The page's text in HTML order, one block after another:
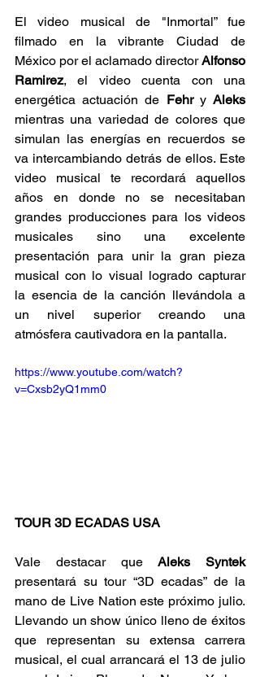
El video musical de "Inmortal” fue
filmado en la vibrante Ciudad de
México por el aclamado director Alfonso
Ramirez, el video cuenta con una
energética actuación de Fehr y
mientras una variedad de colores que
simulan las energías en recuerdos se
va intercambiando detrás de ellos. Este
video musical te recordará aquellos
años en donde no se necesitaban
grandes producciones para los videos
musicales sino una excelente
presentación para unir la gran pieza
musical con lo visual logrado capturar
la esencia de la canción llevándola a
un nivel superior creando una
atmósfera cautivadora en la pantalla.
https://www.youtube.com/watch?
v=Cxsb2yQ1mm0
TOUR 3D ECADAS USA
Vale destacar que
Aleks Syntek
presentará su tour “3D ecadas” de la
mano de Live Nation este próximo julio.
Llevando un show único lleno de éxitos
que representan su extensa carrera
musical, el cual arrancará el 13 de julio